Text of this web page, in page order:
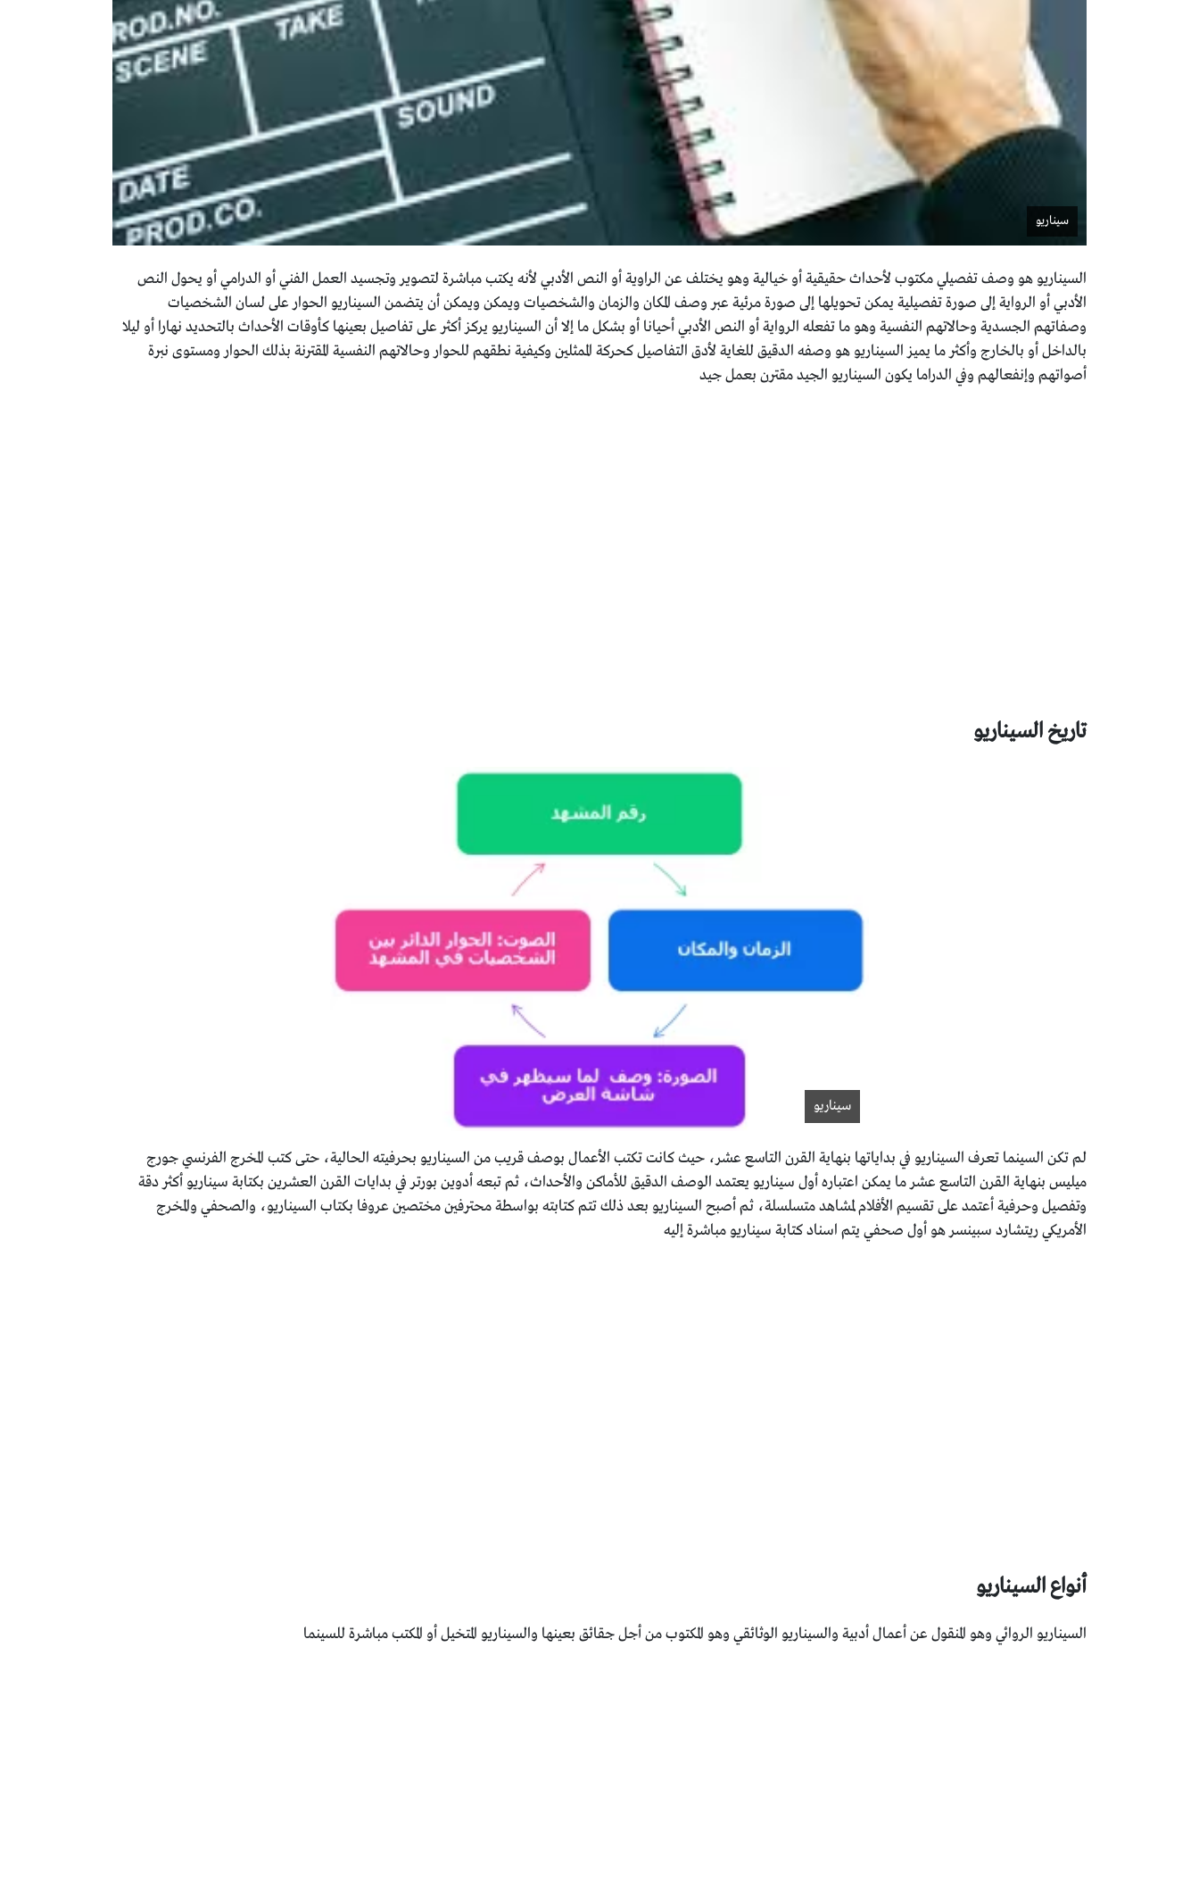
سيناريو
السيناريو هو وصف تفصيلي مكتوب لأحداث حقيقية أو خيالية وهو يختلف عن الراوية أو النص الأدبي لأنه يكتب مباشرة لتصوير وتجسيد العمل الفني أو الدرامي أو يحول النص
الأدبي أو الرواية إلى صورة تفصيلية يمكن تحويلها إلى صورة مرئية عبر وصف المكان والزمان والشخصيات ويمكن ويمكن أن يتضمن السيناريو الحوار على لسان الشخصيات
وصفاتهم الجسدية وحالاتهم النفسية وهو ما تفعله الرواية أو النص الأدبي أحيانا أو بشكل ما إلا أن السيناريو يركز أكثر على تفاصيل بعينها كأوقات الأحداث بالتحديد نهارا أو ليلا
بالداخل أو بالخارج وأكثر ما يميز السيناريو هو وصفه الدقيق للغاية لأدق التفاصيل كحركة الممثلين وكيفية نطقهم للحوار وحالاتهم النفسية المقترنة بذلك الحوار ومستوى نبرة
أصواتهم وإنفعالهم وفي الدراما يكون السيناريو الجيد مقترن بعمل جيد
تاريخ السيناريو
سيناريو
لم تكن السينما تعرف السيناريو في بداياتها بنهاية القرن التاسع عشر، حيث كانت تكتب الأعمال بوصف قريب من السيناريو بحرفيته الحالية، حتى كتب المخرج الفرنسي جورج
ميليس بنهاية القرن التاسع عشر ما يمكن اعتباره أول سيناريو يعتمد الوصف الدقيق للأماكن والأحداث، ثم تبعه أدوين بورتر في بدايات القرن العشرين بكتابة سيناريو أكثر دقة
وتفصيل وحرفية أعتمد على تقسيم الأفلام لمشاهد متسلسلة، ثم أصبح السيناريو بعد ذلك تتم كتابته بواسطة محترفين مختصين عروفا بكتاب السيناريو، والصحفي والمخرج
الأمريكي ريتشارد سبينسر هو أول صحفي يتم اسناد كتابة سيناريو مباشرة إليه
أنواع السيناريو
السيناريو الروائي وهو المنقول عن أعمال أدبية والسيناريو الوثائقي وهو المكتوب من أجل جقائق بعينها والسيناريو المتخيل أو المكتب مباشرة للسينما